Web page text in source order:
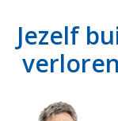
Jezelf